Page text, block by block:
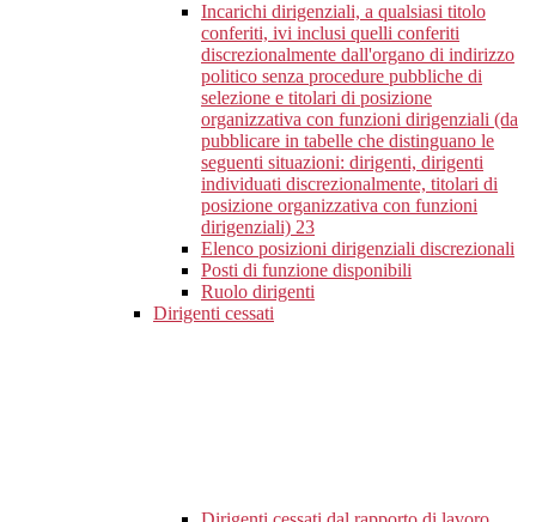
Incarichi dirigenziali, a qualsiasi titolo
conferiti, ivi inclusi quelli conferiti
discrezionalmente dall'organo di indirizzo
politico senza procedure pubbliche di
selezione e titolari di posizione
organizzativa con funzioni dirigenziali (da
pubblicare in tabelle che distinguano le
seguenti situazioni: dirigenti, dirigenti
individuati discrezionalmente, titolari di
posizione organizzativa con funzioni
dirigenziali) 23
Elenco posizioni dirigenziali discrezionali
Posti di funzione disponibili
Ruolo dirigenti
Dirigenti cessati